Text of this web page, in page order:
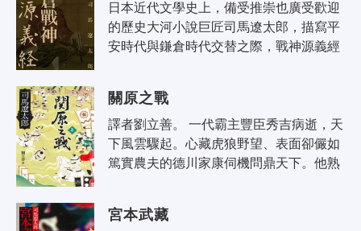
日本近代文學史上，備受推崇也廣受歡迎
的歷史大河小說巨匠司馬遼太郎，描寫平
安時代與鎌倉時代交替之際，戰神源義經
關原之戰
譯者劉立善。 一代霸主豐臣秀吉病逝，天
下風雲驟起。心藏虎狼野望、表面卻儼如
篤實農夫的德川家康伺機問鼎天下。他熟
宮本武藏